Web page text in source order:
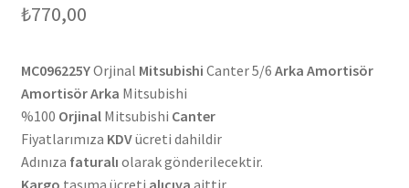
₺770,00
MC096225YOrjinal Mitsubishi Canter 5/6 Arka Amortisör
Amortisör Arka Mitsubishi
%100 OrjinalMitsubishi Canter
Fiyatlarımıza KDVücreti dahildir
Adınıza faturalı olarak gönderilecektir.